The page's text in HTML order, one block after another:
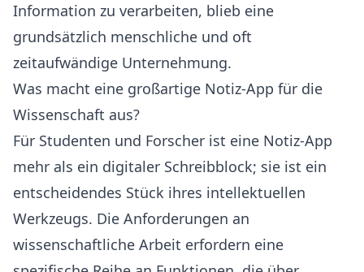
Information zu verarbeiten, blieb eine
grundsätzlich menschliche und oft
zeitaufwändige Unternehmung.
Was macht eine großartige Notiz-App für die
Wissenschaft aus?
Für Studenten und Forscher ist eine Notiz-App
mehr als ein digitaler Schreibblock; sie ist ein
entscheidendes Stück ihres intellektuellen
Werkzeugs. Die Anforderungen an
wissenschaftliche Arbeit erfordern eine